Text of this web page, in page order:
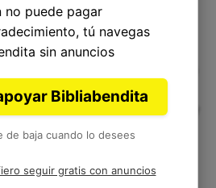
holocaustos en la
y la sumisión a Dios
en nuestra vida diaria.
Dios y agradecerle por sus
perdón por nuestros errores y
no puede pagar
tú navegas
sin anuncios
Bibliabendita
de baja cuando lo desees
seguir gratis con anuncios